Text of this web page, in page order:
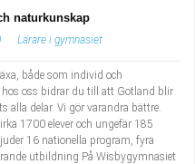
naturkunskap
Lärare i gymnasiet
både som individ och
oss bidrar du till att Gotland blir
alla delar. Vi gör varandra bättre.
1700 elever och ungefär 185
16 nationella program, fyra
utbildning På Wisbygymnasiet